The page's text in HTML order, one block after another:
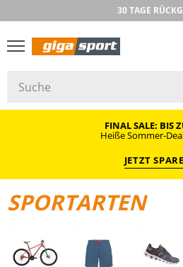
30 TAGE
FINAL SALE: BIS
Heiße Sommer-
JETZT
SPORTARTEN